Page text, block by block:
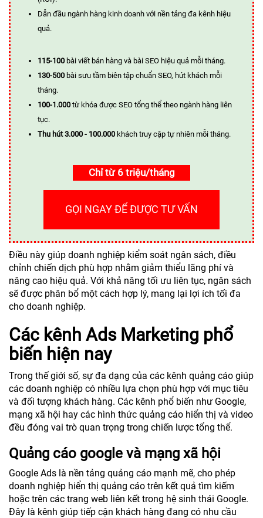
Dẫn đầu ngành hàng kinh doanh với nền tảng đa kênh hiệu
quả.
115-100 bài viết bán hàng và bài SEO hiệu quả mỗi tháng.
130-500 bài sưu tầm biên tập chuẩn SEO, hút khách mỗi
tháng.
100-1.000 từ khóa được SEO tổng thể theo ngành hàng liên
tục.
Thu hút 3.000 - 100.000 khách truy cập tự nhiên mỗi tháng.
Chỉ từ 6 triệu/tháng
GỌI NGAY ĐỂ ĐƯỢC TƯ VẤN
Điều này giúp doanh nghiệp kiểm soát ngân sách, điều
chỉnh chiến dịch phù hợp nhằm giảm thiểu lãng phí và
nâng cao hiệu quả. Với khả năng tối ưu liên tục, ngân sách
sẽ được phân bổ một cách hợp lý, mang lại lợi ích tối đa
cho doanh nghiệp.
Các kênh Ads Marketing phổ
biến hiện nay
Trong thế giới số, sự đa dạng của các kênh quảng cáo giúp
các doanh nghiệp có nhiều lựa chọn phù hợp với mục tiêu
và đối tượng khách hàng. Các kênh phổ biến như Google,
mạng xã hội hay các hình thức quảng cáo hiển thị và video
đều đóng vai trò quan trọng trong chiến lược tổng thể.
Quảng cáo google và mạng xã hội
Google Ads là nền tảng quảng cáo mạnh mẽ, cho phép
doanh nghiệp hiển thị quảng cáo trên kết quả tìm kiếm
hoặc trên các trang web liên kết trong hệ sinh thái Google.
Đây là kênh giúp tiếp cận khách hàng đang có nhu cầu